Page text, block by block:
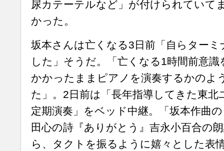
尿カテーテルなど」が付けられていて
かった。
坂本さんは亡くなる3日前「自らター
した」そうだ。「亡くなる1時間前意
かかったままピアノを演奏するかのよ
た」。2日前は「長年指導してきた東
定期演奏」をベッド中継。「坂本作曲
田心の詩『ありがとう』吉永小百合の
ら、タクトを振るように嬉々とした表